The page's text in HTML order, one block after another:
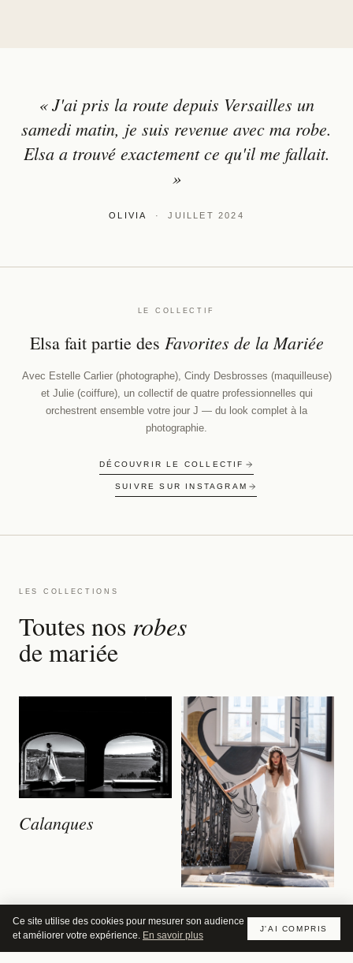
« J'ai pris la route depuis Versailles un
samedi matin, je suis revenue avec ma robe.
Elsa a trouvé exactement ce qu'il me fallait.
»
OLIVIA · JUILLET 2024
LE COLLECTIF
Elsa fait partie des Favorites de la Mariée
Avec Estelle Carlier (photographe), Cindy Desbrosses (maquilleuse)
et Julie (coiffure), un collectif de quatre professionnelles qui
orchestrent ensemble votre jour J — du look complet à la
photographie.
DÉCOUVRIR LE COLLECTIF
SUIVRE SUR INSTAGRAM
LES COLLECTIONS
Toutes nos robes
de mariée
Calanques
Clarance
Ce site utilise des cookies pour mesurer son audience
et améliorer votre expérience. En savoir plus
J'AI COMPRIS